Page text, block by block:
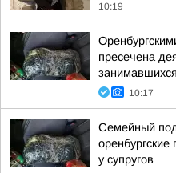
10:19
пресечена
10:17
Семейный
оренбургские
у супругов